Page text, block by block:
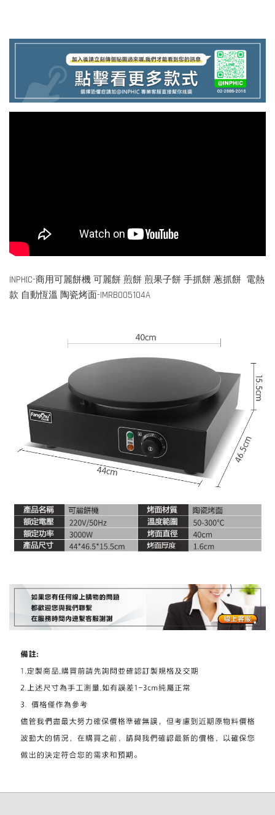
INPHIC-商用可麗餅機 可麗餅 煎餅 煎果子餅 手抓餅 蔥抓餅 電熱
款 自動恆溫 陶瓷烤面-IMRB005104A